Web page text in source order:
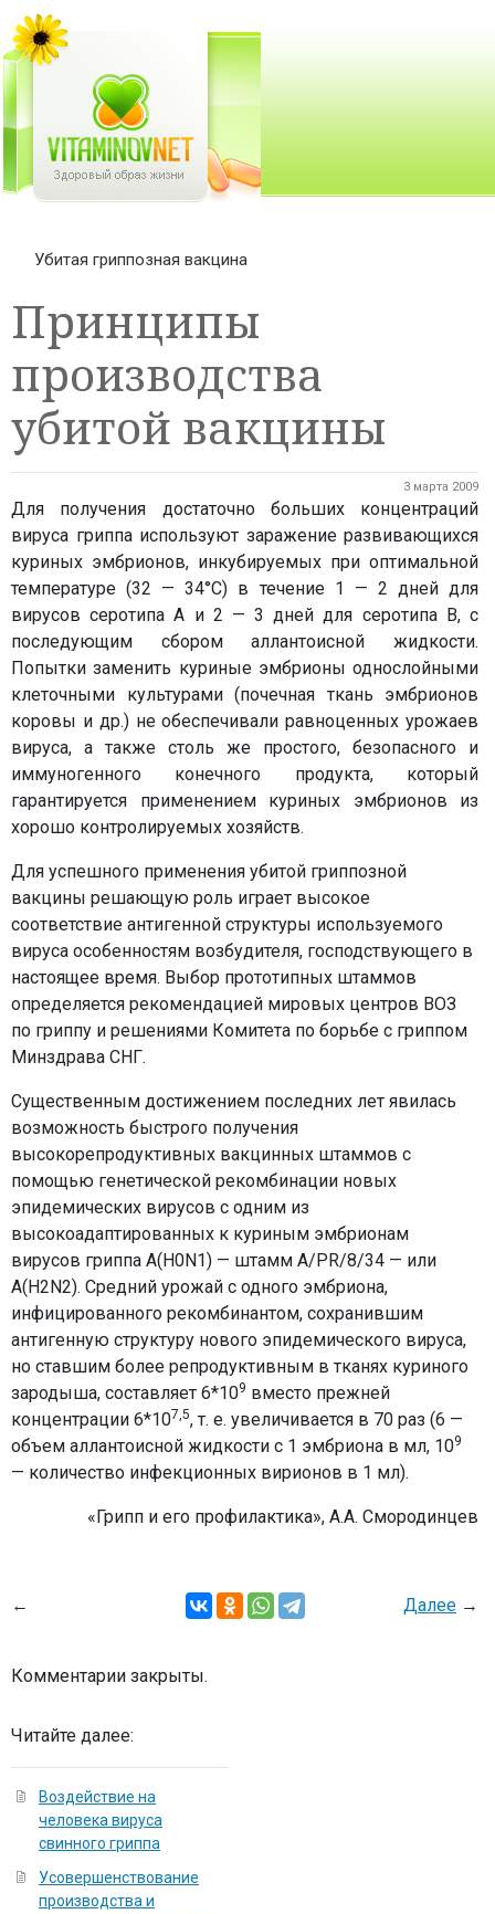
Убитая гриппозная вакцина
Принципы
производства
убитой вакцины
3 марта 2009
Для получения достаточно больших концентраций
вируса гриппа используют заражение развивающихся
куриных эмбрионов, инкубируемых при оптимальной
температуре (32 — 34°С) в течение 1 — 2 дней для
вирусов серотипа А и 2 — 3 дней для серотипа В, с
последующим сбором аллантоисной жидкости.
Попытки заменить куриные эмбрионы однослойными
клеточными культурами (почечная ткань эмбрионов
коровы и др.) не обеспечивали равноценных урожаев
вируса, а также столь же простого, безопасного и
иммуногенного конечного продукта, который
гарантируется применением куриных эмбрионов из
хорошо контролируемых хозяйств.
Для успешного применения убитой гриппозной
вакцины решающую роль играет высокое
соответствие антигенной структуры используемого
вируса особенностям возбудителя, господствующего в
настоящее время. Выбор прототипных штаммов
определяется рекомендацией мировых центров ВОЗ
по гриппу и решениями Комитета по борьбе с гриппом
Минздрава СНГ.
Существенным достижением последних лет явилась
возможность быстрого получения
высокорепродуктивных вакцинных штаммов с
помощью генетической рекомбинации новых
эпидемических вирусов с одним из
высокоадаптированных к куриным эмбрионам
вирусов гриппа A(H0N1) — штамм A/PR/8/34 — или
A(H2N2). Средний урожай с одного эмбриона,
инфицированного рекомбинантом, сохранившим
антигенную структуру нового эпидемического вируса,
но ставшим более репродуктивным в тканях куриного
зародыша, составляет 6*109 вместо прежней
концентрации 6*107,5, т. е. увеличивается в 70 раз (6 —
объем аллантоисной жидкости с 1 эмбриона в мл, 109
— количество инфекционных вирионов в 1 мл).
«Грипп и его профилактика», А.А. Смородинцев
← Далее →
Комментарии закрыты.
Читайте далее:
Воздействие на
человека вируса
свинного гриппа
Усовершенствование
производства и